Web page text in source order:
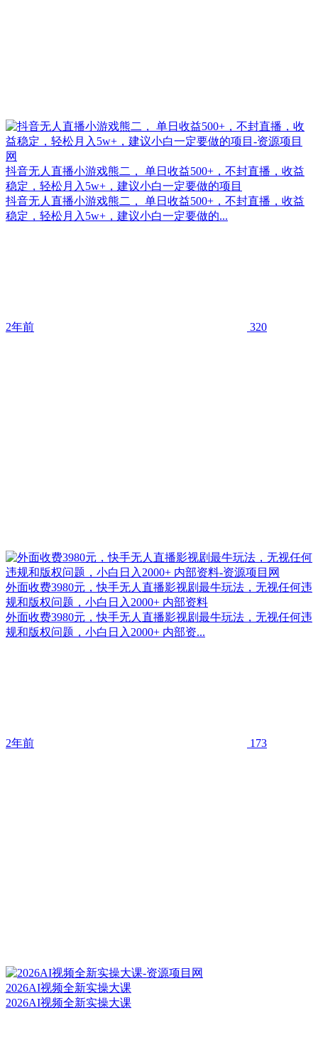
抖音无人直播小游戏熊二， 单日收益500+，不封直播，收益
稳定，轻松月入5w+，建议小白一定要做的项目
抖音无人直播小游戏熊二， 单日收益500+，不封直播，收益
稳定，轻松月入5w+，建议小白一定要做的...
2年前 320
外面收费3980元，快手无人直播影视剧最牛玩法，无视任何违
规和版权问题，小白日入2000+ 内部资料
外面收费3980元，快手无人直播影视剧最牛玩法，无视任何违
规和版权问题，小白日入2000+ 内部资...
2年前 173
2026AI视频全新实操大课
2026AI视频全新实操大课